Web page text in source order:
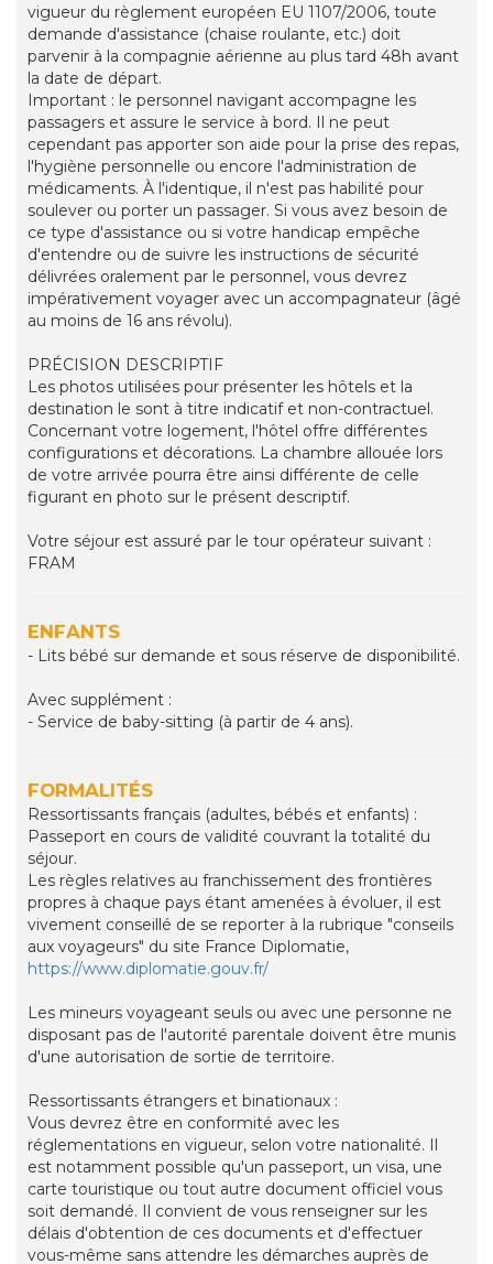
vigueur du règlement européen EU 1107/2006, toute
demande d'assistance (chaise roulante, etc.) doit
parvenir à la compagnie aérienne au plus tard 48h avant
la date de départ.
Important : le personnel navigant accompagne les
passagers et assure le service à bord. Il ne peut
cependant pas apporter son aide pour la prise des repas,
l'hygiène personnelle ou encore l'administration de
médicaments. À l'identique, il n'est pas habilité pour
soulever ou porter un passager. Si vous avez besoin de
ce type d'assistance ou si votre handicap empêche
d'entendre ou de suivre les instructions de sécurité
délivrées oralement par le personnel, vous devrez
impérativement voyager avec un accompagnateur (âgé
au moins de 16 ans révolu).
PRÉCISION DESCRIPTIF
Les photos utilisées pour présenter les hôtels et la
destination le sont à titre indicatif et non-contractuel.
Concernant votre logement, l'hôtel offre différentes
configurations et décorations. La chambre allouée lors
de votre arrivée pourra être ainsi différente de celle
figurant en photo sur le présent descriptif.
Votre séjour est assuré par le tour opérateur suivant :
FRAM
ENFANTS
- Lits bébé sur demande et sous réserve de disponibilité.
Avec supplément :
- Service de baby-sitting (à partir de 4 ans).
FORMALITÉS
Ressortissants français (adultes, bébés et enfants) :
Passeport en cours de validité couvrant la totalité du
séjour.
Les règles relatives au franchissement des frontières
propres à chaque pays étant amenées à évoluer, il est
vivement conseillé de se reporter à la rubrique "conseils
aux voyageurs" du site France Diplomatie,
https://www.diplomatie.gouv.fr/
Les mineurs voyageant seuls ou avec une personne ne
disposant pas de l'autorité parentale doivent être munis
d'une autorisation de sortie de territoire.
Ressortissants étrangers et binationaux :
Vous devrez être en conformité avec les
réglementations en vigueur, selon votre nationalité. Il
est notamment possible qu'un passeport, un visa, une
carte touristique ou tout autre document officiel vous
soit demandé. Il convient de vous renseigner sur les
délais d'obtention de ces documents et d'effectuer
vous-même sans attendre les démarches auprès de